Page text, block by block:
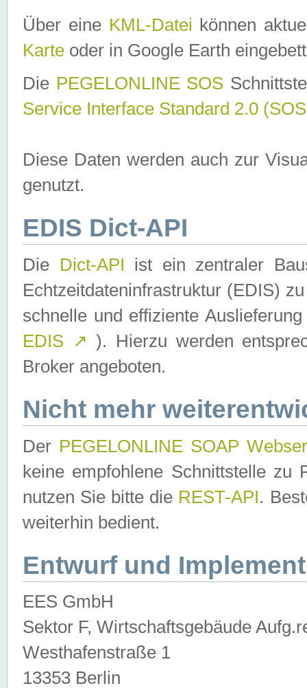
Über eine KML-Datei können
Karte oder in Google Earth
Die PEGELONLINE SOS
Service Interface Standard 2.0
Diese Daten werden auch zur
genutzt.
EDIS Dict-API
Die Dict-API ist ein zentraler
Echtzeitdateninfrastruktur (EDIS)
schnelle und effiziente
EDIS ↗ ). Hierzu werden
Broker angeboten.
Nicht mehr
Der PEGELONLINE SOAP
keine empfohlene Schnittstelle zu
nutzen Sie bitte die REST-API.
weiterhin bedient.
Entwurf und
EES GmbH
Sektor F, Wirtschaftsgebäude
Westhafenstraße 1
13353 Berlin